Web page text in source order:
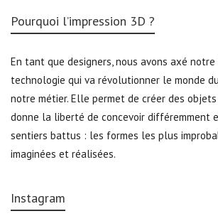
Pourquoi l’impression 3D ?
En tant que designers, nous avons axé
technologie qui va révolutionner le monde
notre métier. Elle permet de créer des
donne la liberté de concevoir différemment
sentiers battus : les formes les plus
imaginées et réalisées.
Instagram